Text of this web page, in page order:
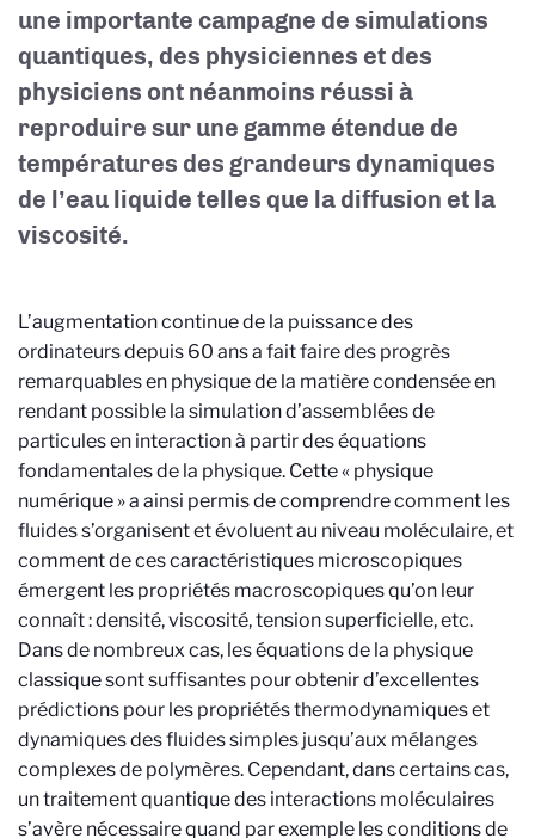
une importante campagne de simulations
quantiques, des physiciennes et des
physiciens ont néanmoins réussi à
reproduire sur une gamme étendue de
températures des grandeurs dynamiques
de l’eau liquide telles que la diffusion et la
viscosité.
L’augmentation continue de la puissance des
ordinateurs depuis 60 ans a fait faire des progrès
remarquables en physique de la matière condensée en
rendant possible la simulation d’assemblées de
particules en interaction à partir des équations
fondamentales de la physique. Cette « physique
numérique » a ainsi permis de comprendre comment les
fluides s’organisent et évoluent au niveau moléculaire, et
comment de ces caractéristiques microscopiques
émergent les propriétés macroscopiques qu’on leur
connaît : densité, viscosité, tension superficielle, etc.
Dans de nombreux cas, les équations de la physique
classique sont suffisantes pour obtenir d’excellentes
prédictions pour les propriétés thermodynamiques et
dynamiques des fluides simples jusqu’aux mélanges
complexes de polymères. Cependant, dans certains cas,
un traitement quantique des interactions moléculaires
s’avère nécessaire quand par exemple les conditions de